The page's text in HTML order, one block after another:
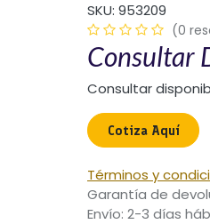
SKU: 953209
(0
Consultar
Consultar
Cotiza Aquí​
Términos y
Garantía de
Envío: 2-3 días